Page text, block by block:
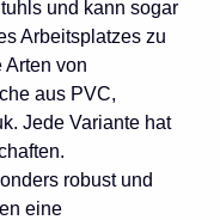
und kann sogar
Arbeitsplatzes zu
Arten von
aus PVC,
Jede Variante hat
robust und
eine